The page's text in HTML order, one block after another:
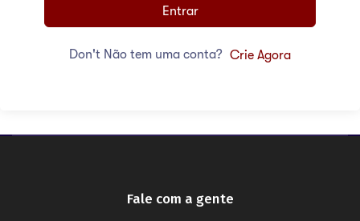
Entrar
Don't Não tem uma conta? Crie Agora
Fale com a gente